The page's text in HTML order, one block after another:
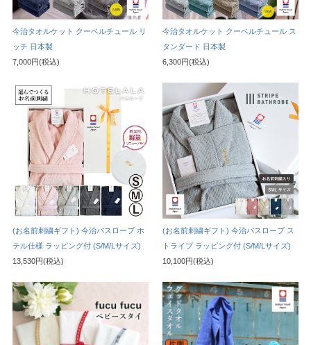
今治タオルケット クーベルチュール リ
ッチ 日本製
7,000円(税込)
今治タオルケット クーベルチュール ス
タンダード 日本製
6,300円(税込)
(お名前刺繍ギフト) 今治バスローブ ホ
テル仕様 ラッピング付 (S/M/Lサイズ)
13,530円(税込)
(お名前刺繍ギフト) 今治バスローブ ス
トライプ ラッピング付 (S/M/Lサイズ)
10,100円(税込)